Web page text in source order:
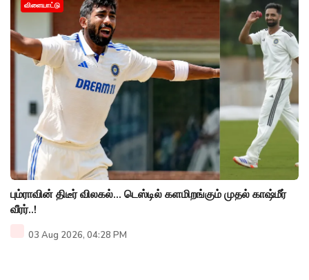
விளையாட்டு
பும்ராவின் திடீர் விலகல்... டெஸ்டில் களமிறங்கும் முதல் காஷ்மீர்
வீரர்..!
03 Aug 2026, 04:28 PM